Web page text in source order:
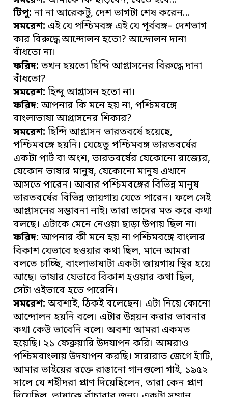
টিপু: না না আরেকটু, দেশ ভাগটা শেষ করেন…
সমরেশ: এই যে পশ্চিমবঙ্গ এই যে পূর্ববঙ্গ– দেশভাগ
কার বিরুদ্ধে আন্দোলন হতো? আন্দোলন দানা
বাঁধতো না।
ফরিদ: তখন হয়তো হিন্দি আগ্রাসনের বিরুদ্ধে দানা
বাঁধতো?
সমরেশ: হিন্দু আগ্রাসন হতো না।
ফরিদ: আপনার কি মনে হয় না, পশ্চিমবঙ্গে
বাংলাভাষা আগ্রাসনের শিকার?
সমরেশ: হিন্দি আগ্রাসন ভারতবর্ষে হয়েছে,
পশ্চিমবঙ্গে হয়নি। যেহেতু পশ্চিমবঙ্গ ভারতবর্ষের
একটা পার্ট বা অংশ, ভারতবর্ষের যেকোনো রাজ্যের,
যেকোন ভাষার মানুষ, যেকোনো মানুষ এখানে
আসতে পারেন। আবার পশ্চিমবঙ্গের বিভিন্ন মানুষ
ভারতবর্ষের বিভিন্ন জায়গায় যেতে পারেন। ফলে সেই
আগ্রাসনের সম্ভাবনা নাই। তারা তাদের মত করে কথা
বলছে। এটাকে মেনে নেওয়া ছাড়া উপায় ছিল না।
ফরিদ: আপনার কী মনে হয় না পশ্চিমবঙ্গে বাংলার
বিকাশ যেভাবে হওয়ার কথা ছিল, মানে আমরা
বলতে চাচ্ছি, বাংলাভাষাটা একটা জায়গায় স্থির হয়ে
আছে। ভাষার যেভাবে বিকাশ হওয়ার কথা ছিল,
সেটা ওইভাবে হতে পারেনি।
সমরেশ: অবশ্যই, ঠিকই বলেছেন। এটা নিয়ে কোনো
আন্দোলন হয়নি বলে। এটার উন্নয়ন করার ভাবনার
কথা কেউ ভাবেনি বলে। অবশ্য আমরা একমত
হয়েছি। ২১ ফেব্রুয়ারি উদযাপন করি। আমরাও
পশ্চিমবাংলায় উদযাপন করছি। সারারাত জেগে হাঁটি,
আমার ভাইয়ের রক্তে রাঙানো গানগুলো গাই, ১৯৫২
সালে যে শহীদরা প্রাণ দিয়েছিলেন, তারা কেন প্রাণ